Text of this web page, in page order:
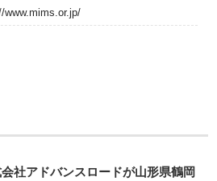
www.mims.or.jp/
社アドバンスロードが山形県鶴岡